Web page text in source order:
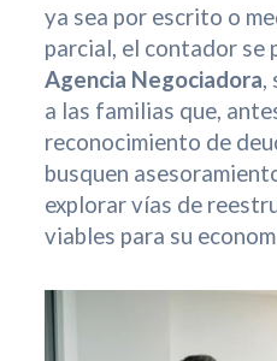
ya sea por escrito o
parcial, el contador se
Agencia Negociadora,
a las familias que,
reconocimiento de
busquen
explorar vías de
viables para su